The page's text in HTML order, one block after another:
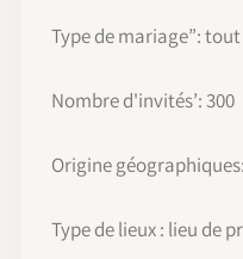
Type de mariage”:
Nombre d'invités’: 300
Origine
Type de lieux : lieu de